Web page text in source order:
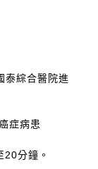
泰綜合醫院進
症病患
分鐘。